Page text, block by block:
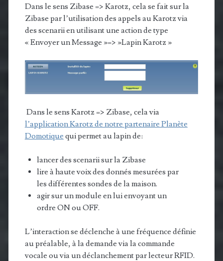
Dans le sens Zibase => Karotz, cela se fait sur la
Zibase par l’utilisation des appels au Karotz via
des scenarii en utilisant une action de type
« Envoyer un Message »=> »Lapin Karotz »
Dans le sens Karotz => Zibase, cela via
l’application Karotz de notre partenaire Planète
Domotique qui permet au lapin de:
lancer des scenarii sur la Zibase
lire à haute voix des donnés mesurées par
les différentes sondes de la maison.
agir sur un module en lui envoyant un
ordre ON ou OFF.
L’interaction se déclenche à une fréquence définie
au préalable, à la demande via la commande
vocale ou via un déclanchement par lecteur RFID.